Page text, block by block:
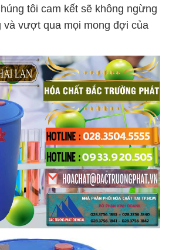
tôi cam kết sẽ không ngừng
và vượt qua mọi mong đợi của